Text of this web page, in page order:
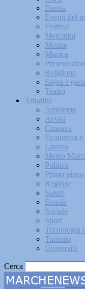
Danza
Eventi del
Festival
Mercatini
Mostre
Musica
Religione
Sagra e
Teatro
Attualità
Ambiente
Avvisi
Cronaca
Economia e
Lavoro
Meteo
Politica
Primo
Regione
Salute
Scuola
Sociale
Sport
Tecnologia
Turismo
Università
Cerca